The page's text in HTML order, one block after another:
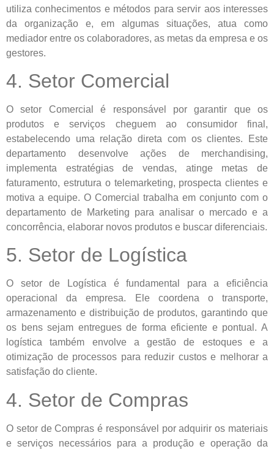
utiliza conhecimentos e métodos para servir aos interesses
da organização e, em algumas situações, atua como
mediador entre os colaboradores, as metas da empresa e os
gestores.
4. Setor Comercial
O setor Comercial é responsável por garantir que os
produtos e serviços cheguem ao consumidor final,
estabelecendo uma relação direta com os clientes. Este
departamento desenvolve ações de merchandising,
implementa estratégias de vendas, atinge metas de
faturamento, estrutura o telemarketing, prospecta clientes e
motiva a equipe. O Comercial trabalha em conjunto com o
departamento de Marketing para analisar o mercado e a
concorrência, elaborar novos produtos e buscar diferenciais.
5. Setor de Logística
O setor de Logística é fundamental para a eficiência
operacional da empresa. Ele coordena o transporte,
armazenamento e distribuição de produtos, garantindo que
os bens sejam entregues de forma eficiente e pontual. A
logística também envolve a gestão de estoques e a
otimização de processos para reduzir custos e melhorar a
satisfação do cliente.
4. Setor de Compras
O setor de Compras é responsável por adquirir os materiais
e serviços necessários para a produção e operação da